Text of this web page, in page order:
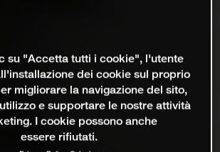
su "Accetta tutti i cookie", l'utente
dei cookie sul proprio
migliorare la navigazione del sito,
e supportare le nostre attività
I cookie possono anche
essere rifiutati.